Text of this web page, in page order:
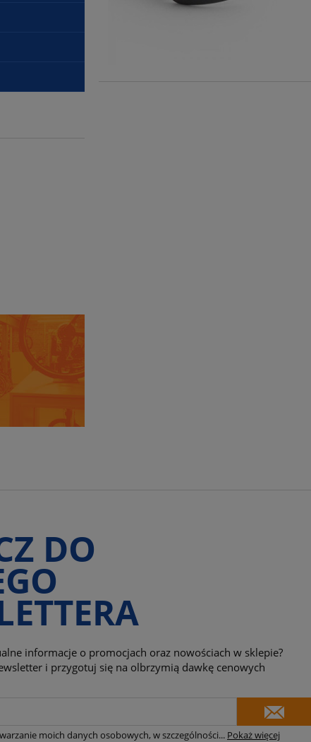
DO
informacje o promocjach oraz nowościach w sklepie?
i przygotuj się na olbrzymią dawkę cenowych
moich danych osobowych, w szczególności... Pokaż więcej